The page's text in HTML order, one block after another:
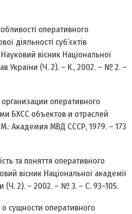
оперативного
діяльності суб’єктів
вісник Національної
України (Ч. 2). – К., 2002. – № 2. –
оперативного
БХСС объектов и отраслей
Академия МВД СССР, 1979. – 173
та поняття оперативного
вісник Національної академії
(Ч. 2). – 2002. – № 3. – С. 93–105.
сущности оперативного